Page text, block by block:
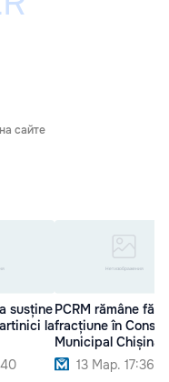
сайте
susține
la
PCRM rămâne fără
fracțiune în
Municipal Chișinău
13 Мар. 17:36